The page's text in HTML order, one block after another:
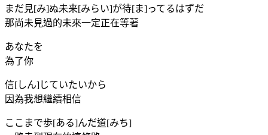
まだ見[み]ぬ未来[みらい]が待[ま]ってるはずだ
那尚未見過的未來一定正在等著
あなたを
為了你
信[しん]じていたいから
因為我想繼續相信
ここまで歩[ある]んだ道[みち]